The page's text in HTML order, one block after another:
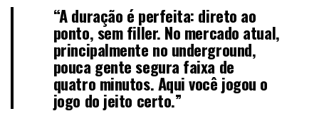
“A duração é perfeita: direto ao
ponto, sem filler. No mercado atual,
principalmente no underground,
pouca gente segura faixa de
quatro minutos. Aqui você jogou o
jogo do jeito certo.”